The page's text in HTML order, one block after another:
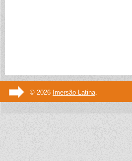
© 2026 Imersão Latina.